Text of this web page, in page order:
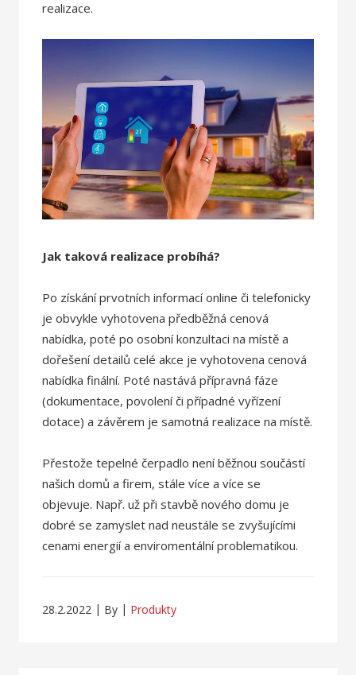
realizace.
Jak taková realizace probíhá?
Po získání prvotních informací online či telefonicky
je obvykle vyhotovena předběžná cenová
nabídka, poté po osobní konzultaci na místě a
dořešení detailů celé akce je vyhotovena cenová
nabídka finální. Poté nastává přípravná fáze
(dokumentace, povolení či případné vyřízení
dotace) a závěrem je samotná realizace na místě.
Přestože tepelné čerpadlo není běžnou součástí
našich domů a firem, stále více a více se
objevuje. Např. už při stavbě nového domu je
dobré se zamyslet nad neustále se zvyšujícími
cenami energií a enviromentální problematikou.
28.2.2022 By Produkty